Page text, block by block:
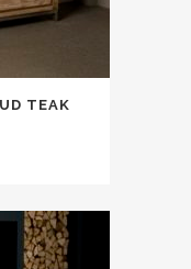
TEAK